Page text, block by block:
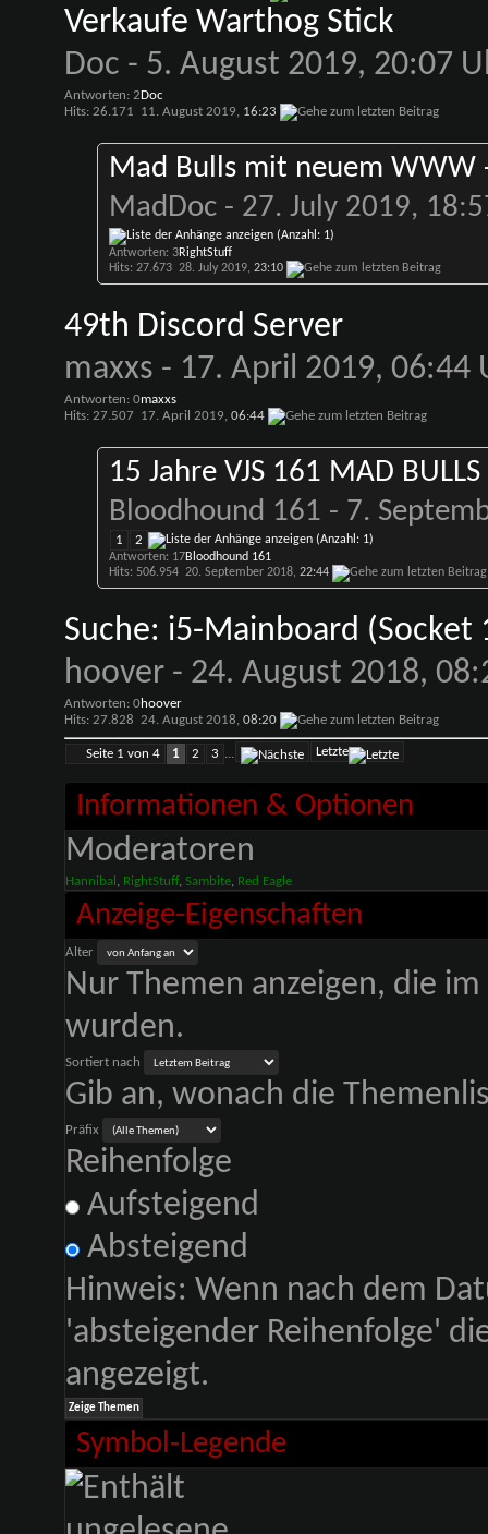
Verkaufe Warthog Stick
Doc - 5. August 2019, 20:07
Antworten: 2
Hits: 26.171
Doc
11. August 2019, 16:23
Mad Bulls mit neuem WWW
MadDoc- 27. July 2019,
Antworten: 3
Hits: 27.673
RightStuff
28. July 2019, 23:10
49th Discord Server
maxxs - 17. April 2019, 06:44
Antworten: 0
Hits: 27.507
maxxs
17. April 2019, 06:44
15 Jahre VJS 161 MAD BULLS
Bloodhound 161 - 7.
1 2
Antworten: 17
Hits: 506.954
Bloodhound 161
20. September 2018, 22:44
Suche: i5-Mainboard (Socket
hoover- 24. August 2018,
Antworten: 0
Hits: 27.828
hoover
24. August 2018, 08:20
Seite 1 von 4 1 2 3 ... Letzte
Informationen & Optionen
Moderatoren
Hannibal , RightStuff, Sambite, Red Eagle
Anzeige-Eigenschaften
Alter
Nur Themen anzeigen, die
wurden.
Sortiert nach
Gib an, wonach die
Präfix
Reihenfolge
Aufsteigend
Absteigend
Hinweis: Wenn nach dem
'absteigender Reihenfolge'
angezeigt.
Symbol-Legende